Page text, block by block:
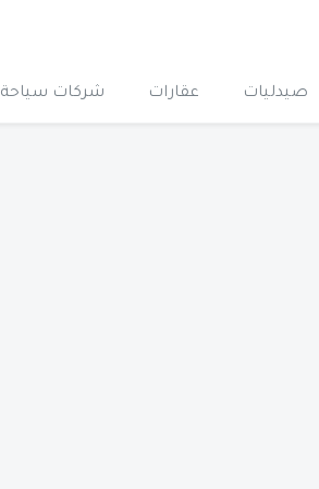
صيدليات عقارات شركات سياحة